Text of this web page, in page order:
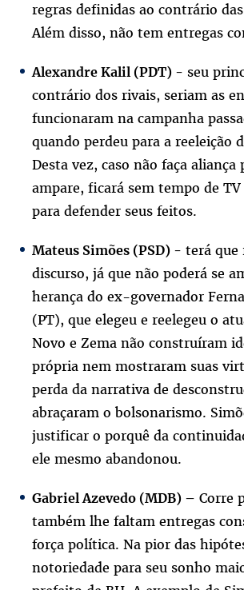
regras definidas ao contrário
Além disso, não tem entregas
Alexandre Kalil (PDT) - seu
contrário dos rivais, seriam as
funcionaram na campanha
quando perdeu para a reeleição
Desta vez, caso não faça
ampare, ficará sem tempo de
para defender seus feitos.
Mateus Simões (PSD) - terá que
discurso, já que não poderá se
herança do ex-governador
(PT), que elegeu e reelegeu o
Novo e Zema não construíram
própria nem mostraram suas
perda da narrativa de
abraçaram o bolsonarismo.
justificar o porquê da
ele mesmo abandonou.
Gabriel Azevedo (MDB) – Corre
também lhe faltam entregas
força política. Na pior das
notoriedade para seu sonho